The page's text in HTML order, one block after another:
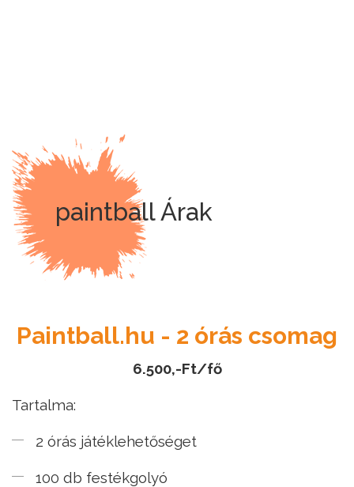
paintball Árak
Paintball.hu - 2 órás csomag
6.500,-Ft/fő
Tartalma:
2 órás játéklehetőséget
100 db festékgolyó